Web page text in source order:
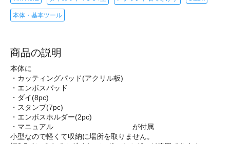
本体・基本ツール
商品の説明
本体に
・カッティングパッド(アクリル板)
・エンボスパッド
・ダイ(8pc)
・スタンブ(7pc)
・エンボスホルダー(2pc)
・マニュアル が付属
小型なので軽くて収納に場所を取りません。